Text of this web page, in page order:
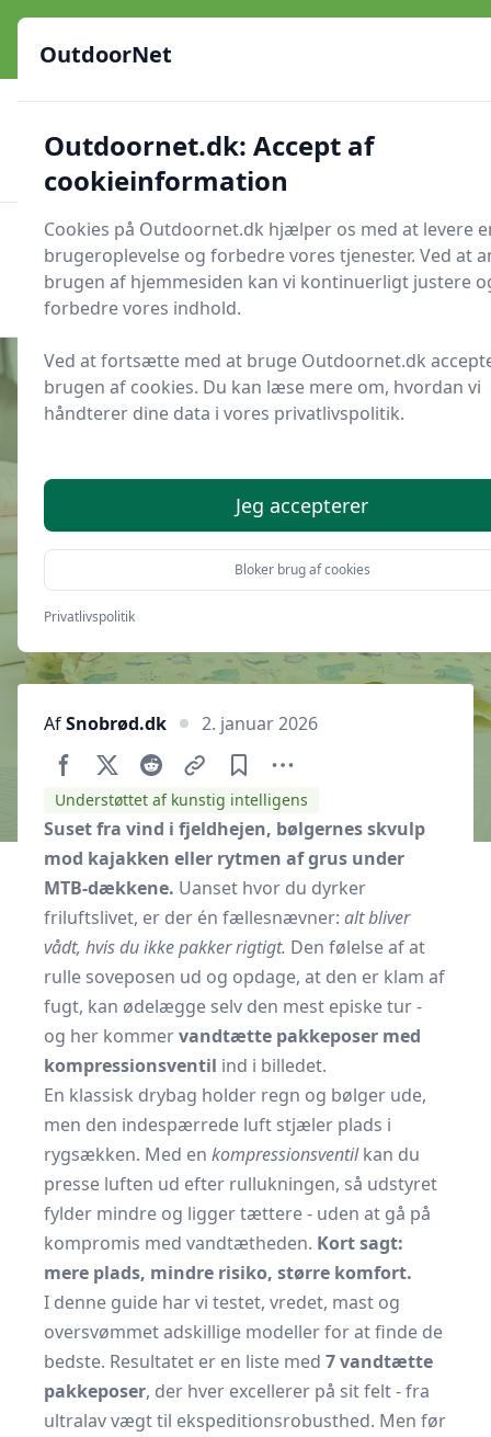
OutdoorNet - Inspiration, guides og grej til livet under åben
himmel
23 produktyper 🔐Sikker nethandel
Verificerede webshops
OutdoorNet
Søg nu
Søg nu
7 vandtætte pakkeposer med
kompressionsventil
AfSnobrød.dk 2. januar 2026
Understøttet af kunstig intelligens
Suset fra vind i fjeldhejen, bølgernes skvulp
mod kajakken eller rytmen af grus under
MTB-dækkene. Uanset hvor du dyrker
friluftslivet, er der én fællesnævner: alt bliver
vådt, hvis du ikke pakker rigtigt. Den følelse af at
rulle soveposen ud og opdage, at den er klam af
fugt, kan ødelægge selv den mest episke tur -
og her kommervand­tætte pakkeposer med
kompressionsventil ind i billedet.
En klassisk drybag holder regn og bølger ude,
men den indespærrede luft stjæler plads i
rygsækken. Med en kompressionsventilkan du
presse luften ud efter rul­l­ukningen, så udstyret
fylder mindre og ligger tættere - uden at gå på
kompromis med vandtætheden. Kort sagt:
mere plads, mindre risiko, større komfort.
I denne guide har vi testet, vredet, mast og
oversvømmet adskillige modeller for at finde de
bedste. Resultatet er en liste med 7 vandtætte
pakkeposer, der hver excellerer på sit felt - fra
ultralav vægt til ekspeditionsrobusthed. Men før
OutdoorNet
Outdoornet.dk: Accept af
cookieinformation
Cookies på Outdoornet.dk hjælper os med at levere
brugeroplevelse og forbedre vores tjenester. Ved at
brugen af hjemmesiden kan vi kontinuerligt justere
forbedre vores indhold.
Ved at fortsætte med at bruge Outdoornet.dk
brugen af cookies. Du kan læse mere om, hvordan vi
håndterer dine data i vores privatlivspolitik.
Jeg accepterer
Bloker brug af cookies
Privatlivspolitik